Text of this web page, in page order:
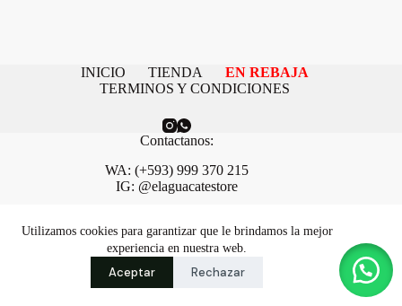
Utilizamos cookies para garantizar que le brindamos la mejor
experiencia en nuestra web.
Aceptar Rechazar
INICIO TIENDA
EN REBAJA
TERMINOS Y CONDICIONES
Contactanos:
WA: (+593) 999 370 215
IG: @elaguacatestore
Necesitas ayuda o tienes una duda?
Contactanos: avoshopper@gmail.com
Copyright © 2026 - aguacate -Creative Themes